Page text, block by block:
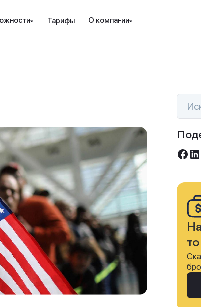
Аналитика PRO
Тарифы О компании
Готовый
Selection —
камеру телефона на QR-код,
мобильное приложение.